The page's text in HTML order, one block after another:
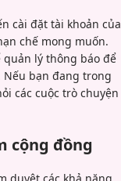
cài đặt tài khoản của
chế mong muốn.
lý thông báo để
bạn đang trong
các cuộc trò chuyện
cộng đồng